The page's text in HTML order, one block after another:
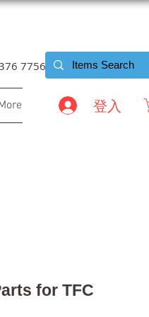
7756
登入
for TFC